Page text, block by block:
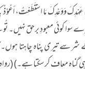
عَہْدِکَ وَوَعْدِکَ مَا اسْتَطَعْتُ،
کوئی معبودِ برحق نہیں۔
تیری پناہ چاہتا ہوں۔
سکتا ہے۔) (رواہ البخاری: 2306،